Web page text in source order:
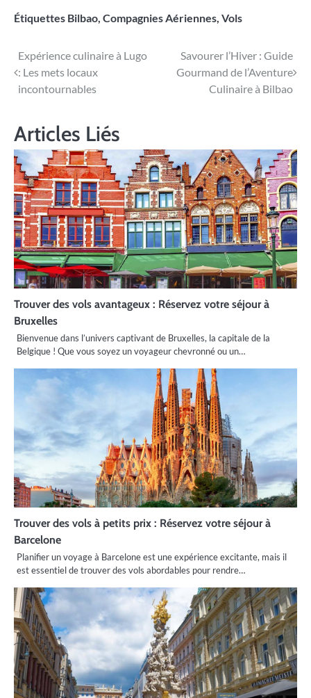
Étiquettes Bilbao Compagnies Aériennes Vols
Navigation
de
Expérience culinaire à Lugo
: Les mets locaux
incontournables
Savourer l’Hiver : Guide
Gourmand de l’Aventure
Culinaire à Bilbao
Articles Liés
Trouver des vols avantageux : Réservez votre séjour à
Bruxelles
Bienvenue dans l’univers captivant de Bruxelles, la capitale de la
Belgique ! Que vous soyez un voyageur chevronné ou un…
Trouver des vols à petits prix : Réservez votre séjour à
Barcelone
Planifier un voyage à Barcelone est une expérience excitante, mais il
est essentiel de trouver des vols abordables pour rendre…